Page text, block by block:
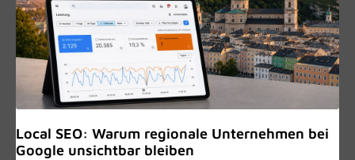
Local SEO: Warum regionale Unternehmen bei
Google unsichtbar bleiben